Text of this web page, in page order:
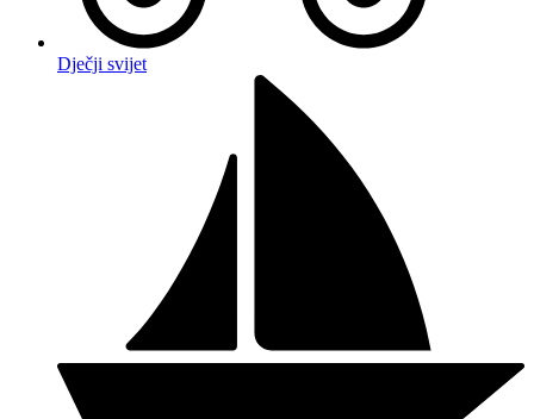
Dječji svijet